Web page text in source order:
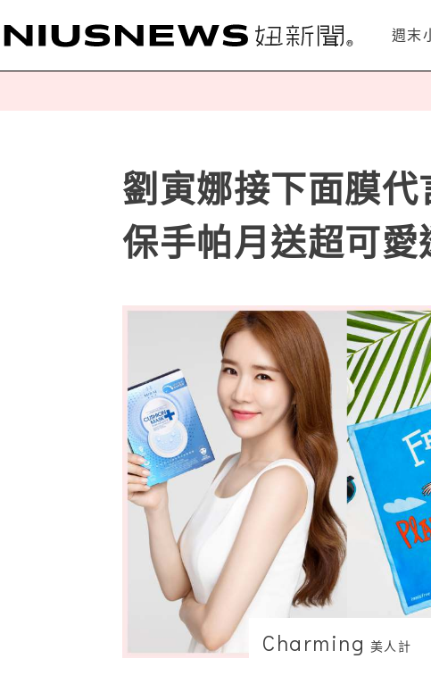
週末
劉寅娜接下面膜
保手帕月送超可
Charming 美人計